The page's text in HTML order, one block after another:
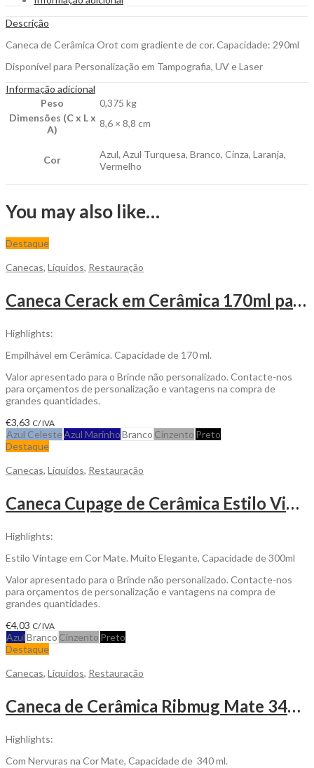
para
Personalizar
quantity
Descrição
Caneca de Cerâmica Orot com gradiente de cor. Capacidade: 290ml
Disponível para Personalização em Tampografia, UV e Laser
Informação adicional
Peso
0,375 kg
Dimensões (C x L x
A)
8,6 × 8,8 cm
Cor
Azul, Azul Turquesa, Branco, Cinza, Laranja,
Vermelho
You may also like…
Destaque
Canecas, Líquidos, Restauração
Caneca Cerack em Cerâmica 170ml para Personalizar
Highlights:
Empilhável em Cerâmica. Capacidade de 170 ml.
Valor apresentado para o Brinde não personalizado. Contacte-nos
para orçamentos de personalização e vantagens na compra de
grandes quantidades.
€3,63 C/ IVA
Azul CelesteAzul MarinhoBranco Cinzento Preto
Destaque
Canecas, Líquidos, Restauração
Caneca Cupage de Cerâmica Estilo Vintage em Cor Mate para Personalizar
Highlights:
Estilo Vintage em Cor Mate. Muito Elegante, Capacidade de 300ml
Valor apresentado para o Brinde não personalizado. Contacte-nos
para orçamentos de personalização e vantagens na compra de
grandes quantidades.
€4,03 C/ IVA
AzulBranco Cinzento Preto
Destaque
Canecas, Líquidos, Restauração
Caneca de Cerâmica Ribmug Mate 340ml para Personalizar
Highlights:
Com Nervuras na Cor Mate, Capacidade de 340 ml.